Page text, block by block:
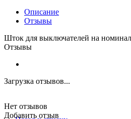
Описание
Отзывы
Шток для выключателей на
Отзывы
Загрузка отзывов...
Нет отзывов
Добавить отзыв